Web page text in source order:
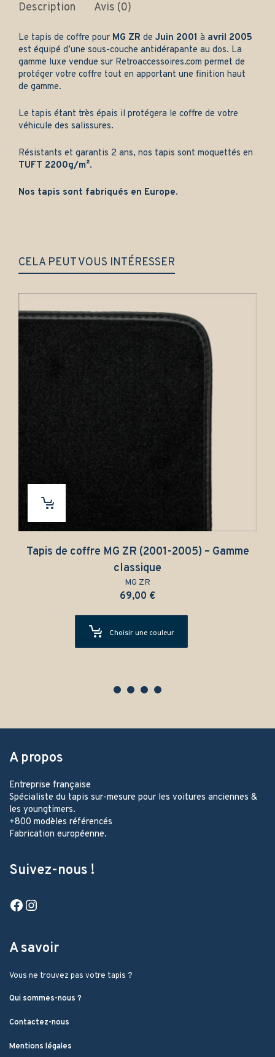
Description Avis (0)
Le tapis de coffre pour MG ZR de Juin 2001 à avril 2005
est équipé d’une sous-couche antidérapante au dos. La
gamme luxe vendue sur Retroaccessoires.com permet de
protéger votre coffre tout en apportant une finition haut
de gamme.
Le tapis étant très épais il protégera le coffre de votre
véhicule des salissures.
Résistants et garantis 2 ans, nos tapis sont moquettés en
TUFT 2200g/m².
Nos tapis sont fabriqués en Europe.
CELA PEUT VOUS INTÉRESSER
Tapis de coffre MG ZR (2001-2005) – Gamme
classique
MG ZR
69,00 €
Choisir une couleur
A propos
Entreprise française
Spécialiste du tapis sur-mesure pour les voitures anciennes &
les youngtimers.
+800 modèles référencés
Fabrication européenne.
Suivez-nous !
Facebook
A savoir
Vous ne trouvez pas votre tapis ?
Qui sommes-nous ?
Contactez-nous
Mentions légales